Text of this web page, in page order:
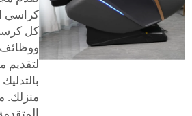
كراسي
كل
لتقديم
منزلك.